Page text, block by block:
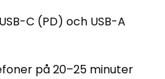
C (PD) och USB-A
på 20–25 minuter